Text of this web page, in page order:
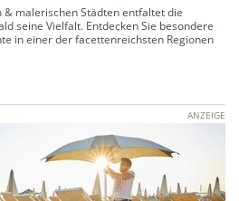
malerischen Städten entfaltet die
seine Vielfalt. Entdecken Sie besondere
in einer der facettenreichsten Regionen
ANZEIGE